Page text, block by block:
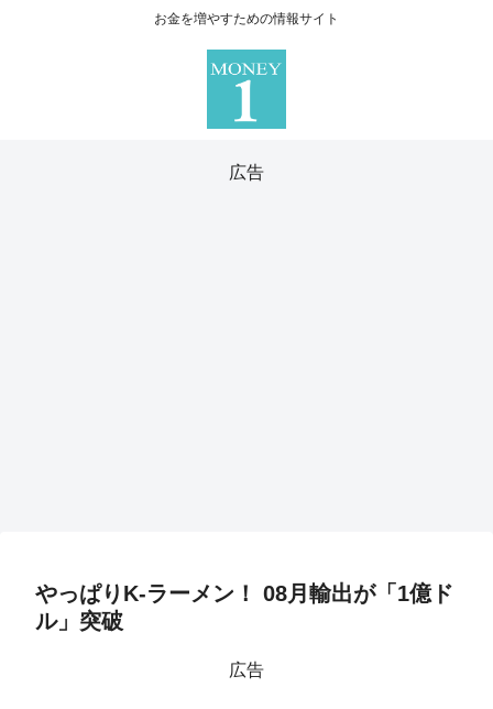
お金を増やすための情報サイト
広告
やっぱりK-ラーメン！ 08月輸出が「1億ド
ル」突破
広告